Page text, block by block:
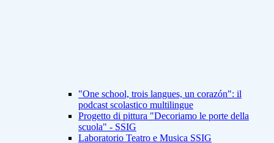
"One school, trois langues, un corazón": il
podcast scolastico multilingue
Progetto di pittura "Decoriamo le porte della
scuola" - SSIG
Laboratorio Teatro e Musica SSIG